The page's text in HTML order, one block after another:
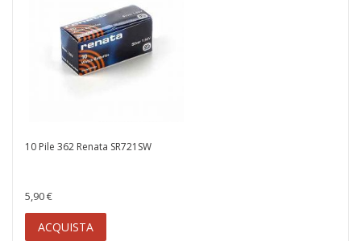
10 Pile 362 Renata SR721SW
5,90 €
ACQUISTA